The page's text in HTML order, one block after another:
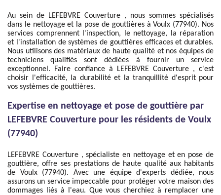
Au sein de LEFEBVRE Couverture , nous sommes spécialisés
dans le nettoyage et la pose de gouttières à Voulx (77940). Nos
services comprennent l'inspection, le nettoyage, la réparation
et l'installation de systèmes de gouttières efficaces et durables.
Nous utilisons des matériaux de haute qualité et nos équipes de
techniciens qualifiés sont dédiées à fournir un service
exceptionnel. Faire confiance à LEFEBVRE Couverture , c'est
choisir l'efficacité, la durabilité et la tranquillité d'esprit pour
vos systèmes de gouttières.
Expertise en nettoyage et pose de gouttière par
LEFEBVRE Couverture pour les résidents de Voulx
(77940)
LEFEBVRE Couverture , spécialiste en nettoyage et en pose de
gouttière, offre ses prestations de haute qualité aux habitants
de Voulx (77940). Avec une équipe d'experts dédiée, nous
assurons un service impeccable pour protéger votre maison des
dommages liés à l'eau. Que vous cherchiez à remplacer une